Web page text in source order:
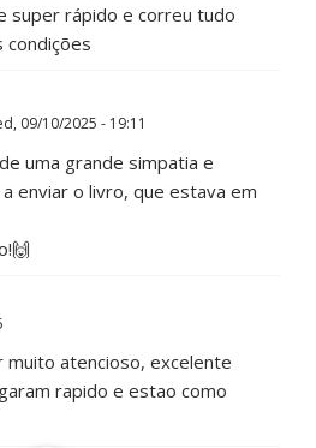
super rápido e correu tudo
condições
09/10/2025 - 19:11
uma grande simpatia e
enviar o livro, que estava em
muito atencioso, excelente
rapido e estao como